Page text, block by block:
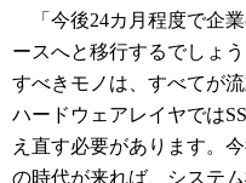
「今後24カ月程度で企業
ースへと移行するでしょ
すべきモノは、すべてが
ハードウェアレイヤでは
え直す必要があります。
の時代が来れば、システ